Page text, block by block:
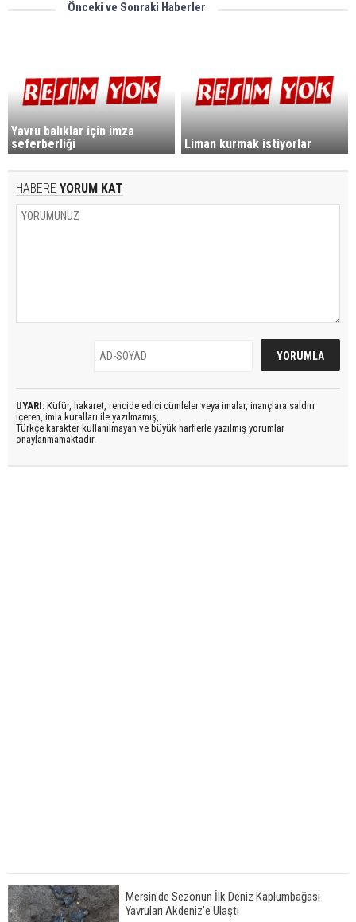
Önceki ve Sonraki Haberler
Yavru balıklar için imza
seferberliği
Liman kurmak istiyorlar
HABERE YORUM KAT
UYARI: Küfür, hakaret, rencide edici cümleler veya imalar, inançlara saldırı
içeren, imla kuralları ile yazılmamış,
Türkçe karakter kullanılmayan ve büyük harflerle yazılmış yorumlar
onaylanmamaktadır.
Mersin'de Sezonun İlk Deniz Kaplumbağası
Yavruları Akdeniz'e Ulaştı